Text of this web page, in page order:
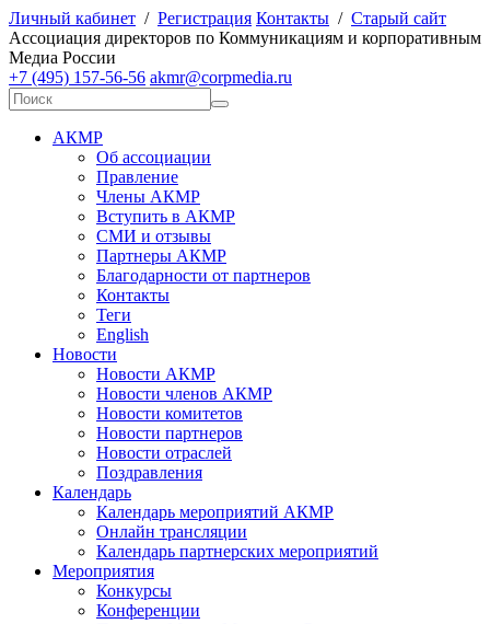
Личный кабинет / Регистрация Контакты / Старый сайт
Ассоциация директоров по Коммуникациям и корпоративным
Медиа России
+7 (495) 157-56-56 akmr@corpmedia.ru
АКМР
Об ассоциации
Правление
Члены АКМР
Вступить в АКМР
СМИ и отзывы
Партнеры АКМР
Благодарности от партнеров
Контакты
Теги
English
Новости
Новости АКМР
Новости членов АКМР
Новости комитетов
Новости партнеров
Новости отраслей
Поздравления
Календарь
Календарь мероприятий АКМР
Онлайн трансляции
Календарь партнерских мероприятий
Мероприятия
Конкурсы
Конференции